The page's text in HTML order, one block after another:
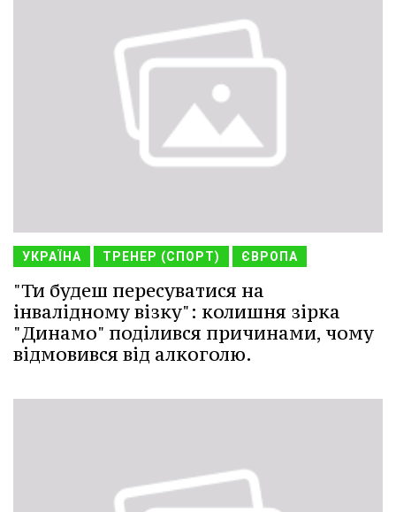
УКРАЇНА ТРЕНЕР (СПОРТ) ЄВРОПА
"Ти будеш пересуватися на
інвалідному візку": колишня зірка
"Динамо" поділився причинами, чому
відмовився від алкоголю.